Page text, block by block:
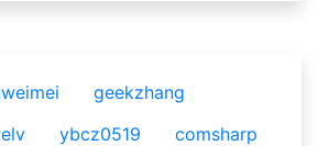
geekzhang
ybcz0519
comsharp